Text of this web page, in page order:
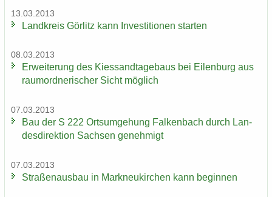
13.03.2013
Land­kreis Gör­litz kann In­ves­ti­tio­nen star­ten
08.03.2013
Er­wei­te­rung des Kies­sand­ta­ge­baus bei Ei­len­burg aus
raum­ord­ne­ri­scher Sicht mög­lich
07.03.2013
Bau der S 222 Orts­um­ge­hung Fal­ken­bach durch Lan­
des­di­rek­ti­on Sach­sen ge­neh­migt
07.03.2013
Stra­ßen­aus­bau in Mark­neu­kir­chen kann be­gin­nen